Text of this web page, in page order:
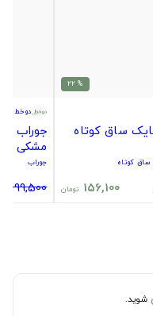
% 22
ساق کوتاه
کوتاه
156,100 تومان
دوخط
جوراب
مشکی
جوراب
199,500
شوید.